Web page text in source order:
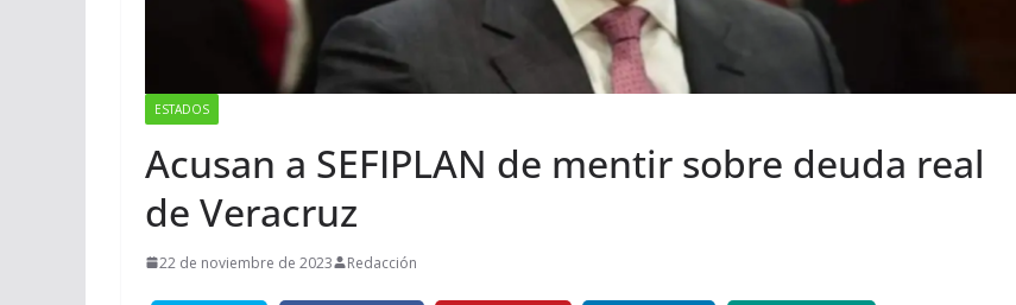
ESTADOS
Acusan a SEFIPLAN de mentir sobre deuda real
de Veracruz
22 de noviembre de 2023 Redacción